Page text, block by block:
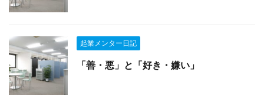
起業メンター日記
「善・悪」と「好き・嫌い」